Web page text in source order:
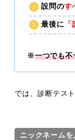
設問のす
最後に
※一つでも
では、診断テス
ニックネームを